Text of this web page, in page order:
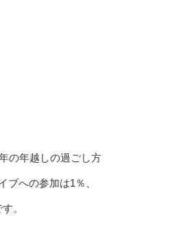
の年越しの過ごし方
への参加は1％、
。